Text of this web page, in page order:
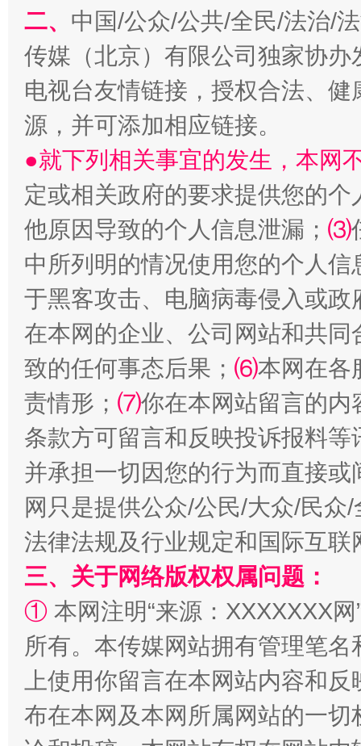
“刷贴”乱象丛生
生
揭批美国五大"原罪" "炒
解纷+调解+退费，一次搞定
二、 中国/公众/公共/全民/法治/
传媒（北京）有限公司独家协
电视台友情链接，授权合法、
源，并可添加相应链接。
●就下列相关事宜的发生，本网
定或相关政府的要求提供您的个
他原因导致的个人信息泄漏； ⑶
中所列明的情况使用您的个人
于黑客攻击、电脑病毒侵入或
在本网的企业、公司网站和共
致的任何事态后果； ⑹本网在各
责情形； ⑺你在本网站留言的内
条款方可留言和反映投诉报料
并承担一切因您的行为而直接
网只是提供公众/公民/大众/民
法律法规及行业规定和国际互
三、关于网络版权权属问题：
① 本网注明“来源：XXXXXXX
所有。本传媒网站拥有管理笔
上使用你留言在本网站内容和
布在本网及本网所属网站的一